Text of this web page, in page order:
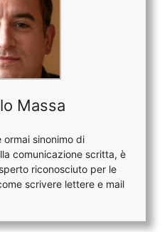
Massa
ormai sinonimo di
comunicazione scritta, è
riconosciuto per le
scrivere lettere e mail